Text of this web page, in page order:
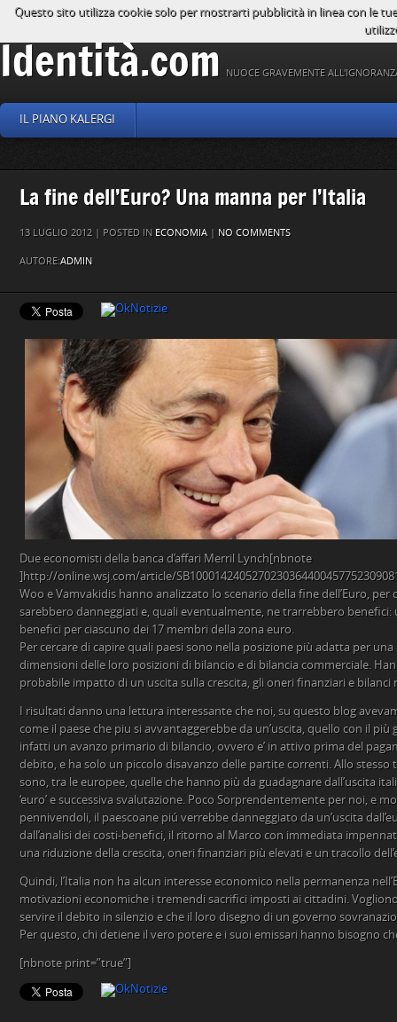
Identità.com NUOCE GRAVEMENTE
IL PIANO KALERGI
La fine dell’Euro? Una manna per l’Italia
13 LUGLIO 2012 | POSTED IN ECONOMIA | NO COMMENTS
AUTORE:ADMIN
Due economisti della banca d’affari Merril Lynch[nbnote
]http://online.wsj.com/article/
Woo e Vamvakidis hanno analizzato lo scenario della fine dell’Euro,
sarebbero danneggiati e, quali eventualmente, ne trarrebbero benefici:
benefici per ciascuno dei 17 membri della zona euro.
Per cercare di capire quali paesi sono nella posizione più adatta per
dimensioni delle loro posizioni di bilancio e di bilancia commerciale.
probabile impatto di un uscita sulla crescita, gli oneri finanziari e bilanci
I risultati danno una lettura interessante che noi, su questo blog
come il paese che piu si avvantaggerebbe da un’uscita, quello con il più
infatti un avanzo primario di bilancio, ovvero e’ in attivo prima del
debito, e ha solo un piccolo disavanzo delle partite correnti. Allo stesso
sono, tra le europee, quelle che hanno più da guadagnare dall’uscita
‘euro’ e successiva svalutazione. Poco Sorprendentemente per noi, e
pennivendoli, il paescoane piú verrebbe danneggiato da un’uscita
dall’analisi dei costi-benefici, il ritorno al Marco con immediata
una riduzione della crescita, oneri finanziari più elevati e un tracollo
Quindi, l’Italia non ha alcun interesse economico nella permanenza
motivazioni economiche i tremendi sacrifici imposti ai cittadini.
servire il debito in silenzio e che il loro disegno di un governo
Per questo, chi detiene il vero potere e i suoi emissari hanno bisogno
[nbnote print=”true”]
Questo sito utilizza cookie solo per mostrarti pubblicità in linea con le